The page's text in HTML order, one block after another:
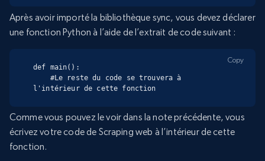
Après avoir importé la bibliothèque sync, vous devez déclarer
une fonction Python à l’aide de l’extrait de code suivant :
def main():
l'intérieur de cette fonction
Copy
Comme vous pouvez le voir dans la note précédente, vous
écrivez votre code de Scraping web à l’intérieur de cette
fonction.